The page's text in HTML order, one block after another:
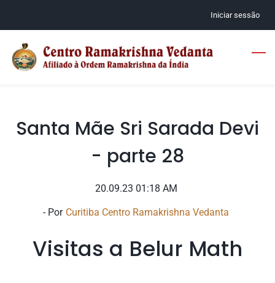
main
content
Iniciar sessão
Santa Mãe Sri Sarada Devi
- parte 28
20.09.23 01:18 AM
- Por Curitiba Centro Ramakrishna Vedanta
Visitas a Belur Math